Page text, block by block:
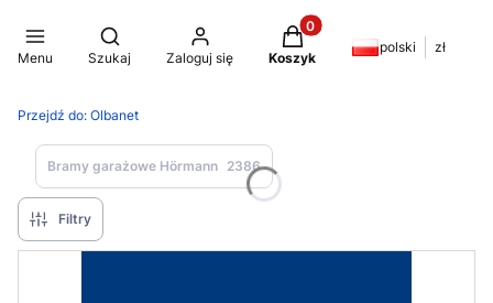
Menu
Otwórz wyszukiwarkę
Szukaj Zaloguj się
Produkty w koszyku: 0.
Koszyk
polski zł
Przejdź do: Olbanet
Bramy garażowe Hörmann 2386
Filtry